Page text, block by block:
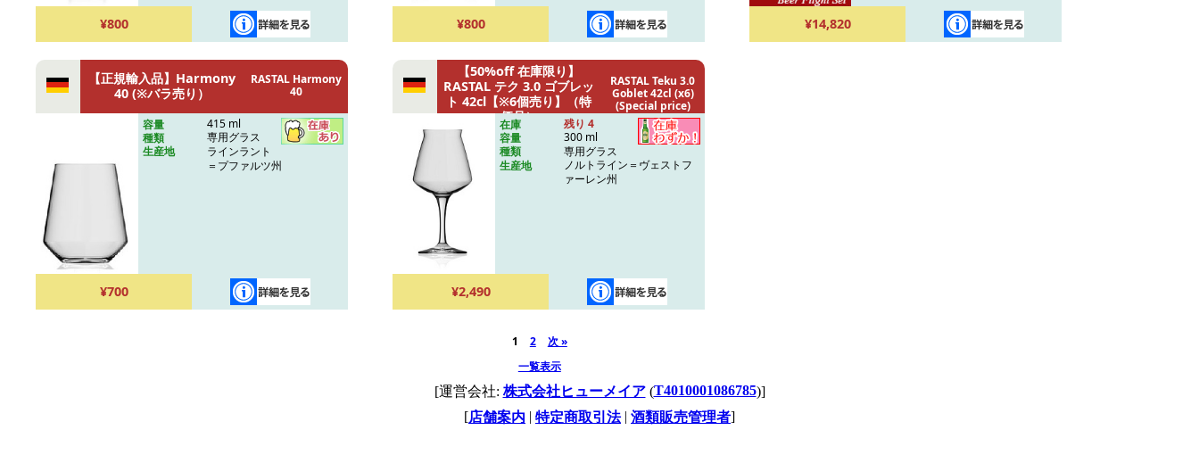
¥800 ¥800 ¥14,820
【正規輸入品】Harmony
40 (※バラ売り）
RASTAL Harmony
40
容量
415 ml
種類
専用グラス
生産地
ラインラント
＝プファルツ州
¥700
【50%off 在庫限り】
RASTAL テク 3.0 ゴブレッ
ト 42cl【※6個売り】（特
価品）
RASTAL Teku 3.0
Goblet 42cl (x6)
(Special price)
在庫
残り 4
容量
300 ml
種類
専用グラス
生産地
ノルトライン＝ヴェストフ
ァーレン州
¥2,490
1 2
次 »
一覧表示
[運営会社: 株式会社ヒューメイア(T4010001086785)]
[店舗案内 | 特定商取引法| 酒類販売管理者]